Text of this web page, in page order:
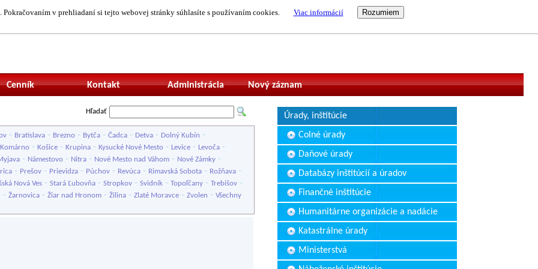
Pokračovaním v prehliadaní si tejto webovej stránky súhlasíte s používaním cookies. Viac informácií
Nový záznam
Administrácia
Kontakt
Cenník
Hľadať
- Bratislava - Brezno - Bytča - Čadca - Detva - Dolný Kubín -
Komárno - Košice - Krupina - Kysucké Nové Mesto - Levice - Levoča -
- Námestovo - Nitra - Nové Mesto nad Váhom - Nové Zámky -
- Prešov - Prievidza - Púchov - Revúca - Rimavská Sobota - Rožňava -
Nová Ves - Stará Ľubovňa - Stropkov - Svidník - Topoľčany - Trebišov -
- Žarnovica - Žiar nad Hronom - Žilina - Zlaté Moravce - Zvolen - Všechny
Úrady, inštitúcie
Colné úrady
Daňové úrady
Databázy inštitúcií a úradov
Finančné inštitúcie
Humanitárne organizácie a nadácie
Katastrálne úrady
Ministerstvá